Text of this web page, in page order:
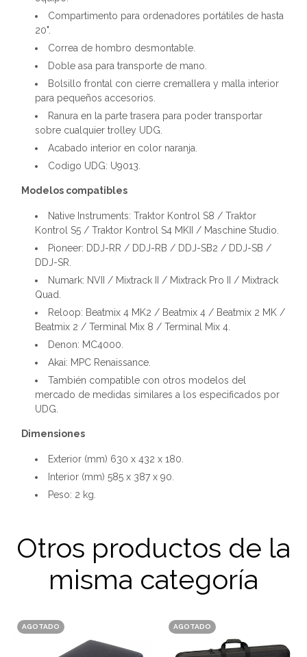
Compartimento para ordenadores portátiles de hasta
20".
Correa de hombro desmontable.
Doble asa para transporte de mano.
Bolsillo frontal con cierre cremallera y malla interior
para pequeños accesorios.
Ranura en la parte trasera para poder transportar
sobre cualquier trolley UDG.
Acabado interior en color naranja.
Codigo UDG: U9013.
Modelos compatibles
Native Instruments: Traktor Kontrol S8 / Traktor
Kontrol S5 / Traktor Kontrol S4 MKII / Maschine Studio.
Pioneer: DDJ-RR / DDJ-RB / DDJ-SB2 / DDJ-SB /
DDJ-SR.
Numark: NVII / Mixtrack II / Mixtrack Pro II / Mixtrack
Quad.
Reloop: Beatmix 4 MK2 / Beatmix 4 / Beatmix 2 MK /
Beatmix 2 / Terminal Mix 8 / Terminal Mix 4.
Denon: MC4000.
Akai: MPC Renaissance.
También compatible con otros modelos del
mercado de medidas similares a los especificados por
UDG.
Dimensiones
Exterior (mm) 630 x 432 x 180.
Interior (mm) 585 x 387 x 90.
Peso: 2 kg.
Otros productos de la
misma categoría
AGOTADO AGOTADO